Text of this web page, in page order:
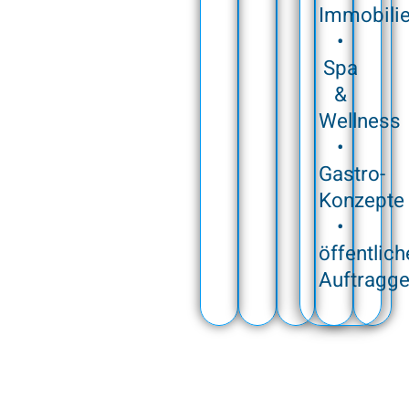
•
Spa
&
Wellness
•
Gastro-
Konzepte
•